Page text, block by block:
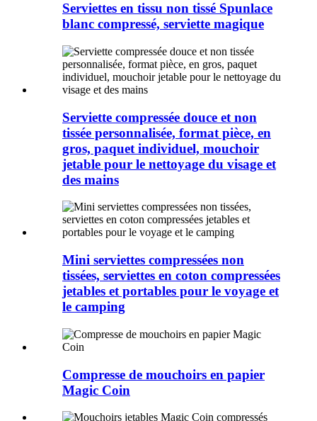
Serviettes en tissu non tissé Spunlace
blanc compressé, serviette magique
Serviette compressée douce et non
tissée personnalisée, format pièce, en
gros, paquet individuel, mouchoir
jetable pour le nettoyage du visage et
des mains
Mini serviettes compressées non
tissées, serviettes en coton compressées
jetables et portables pour le voyage et
le camping
Compresse de mouchoirs en papier
Magic Coin